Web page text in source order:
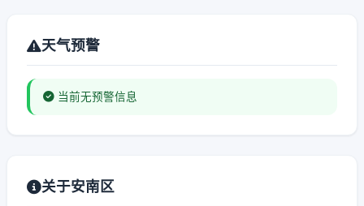
天气预警
当前无预警信息
关于安南区